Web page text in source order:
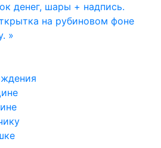
денег, шары + надпись.
на рубиновом фоне
»